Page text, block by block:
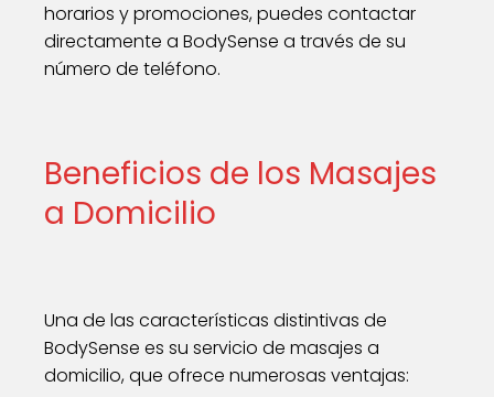
horarios y promociones, puedes contactar
directamente a BodySense a través de su
número de teléfono.
Beneficios de los Masajes
a Domicilio
Una de las características distintivas de
BodySense es su servicio de masajes a
domicilio, que ofrece numerosas ventajas: